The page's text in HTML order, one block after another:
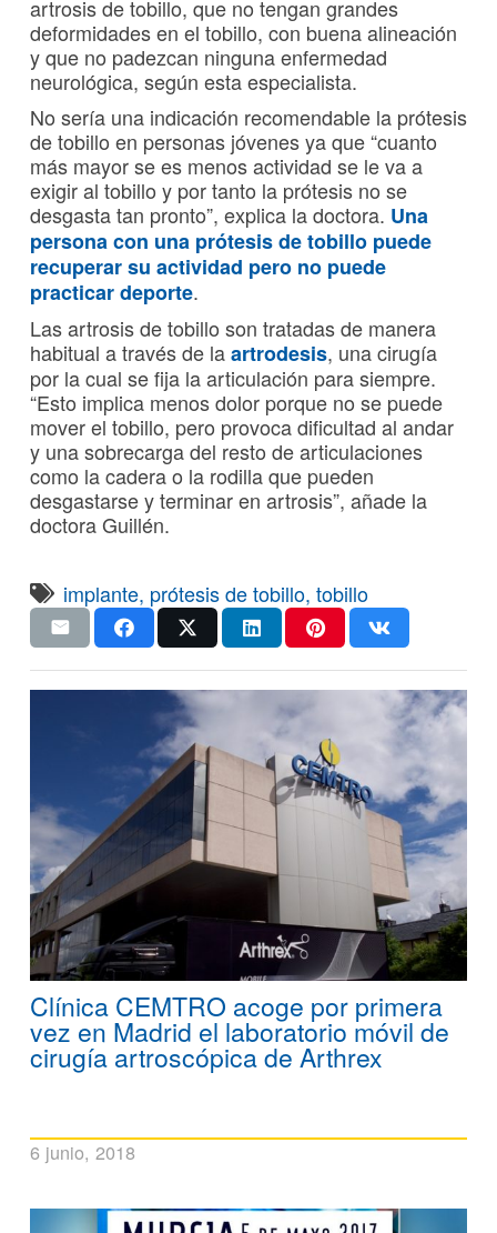
artrosis de tobillo, que no tengan grandes
deformidades en el tobillo, con buena alineación
y que no padezcan ninguna enfermedad
neurológica, según esta especialista.
No sería una indicación recomendable la prótesis
de tobillo en personas jóvenes ya que “cuanto
más mayor se es menos actividad se le va a
exigir al tobillo y por tanto la prótesis no se
desgasta tan pronto”, explica la doctora. Una
persona con una prótesis de tobillo puede
recuperar su actividad pero no puede
practicar deporte.
Las artrosis de tobillo son tratadas de manera
habitual a través de laartrodesis, una cirugía
por la cual se fija la articulación para siempre.
“Esto implica menos dolor porque no se puede
mover el tobillo, pero provoca dificultad al andar
y una sobrecarga del resto de articulaciones
como la cadera o la rodilla que pueden
desgastarse y terminar en artrosis”, añade la
doctora Guillén.
implante, prótesis de tobillo,tobillo
Clínica CEMTRO acoge por primera
vez en Madrid el laboratorio móvil de
cirugía artroscópica de Arthrex
6 junio, 2018